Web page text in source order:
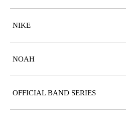
NIKE
NOAH
OFFICIAL BAND SERIES